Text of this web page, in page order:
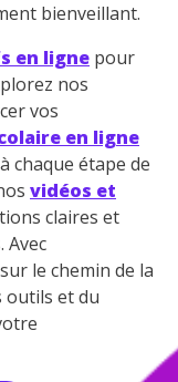
bienveillant.
en ligne pour
nos
vos
en ligne
chaque étape de
vidéos et
claires et
Avec
le chemin de la
outils et du